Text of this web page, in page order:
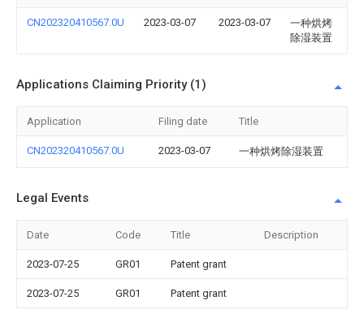
CN202320410567.0U 2023-03-07 2023-03-07
一种烘烤
除湿装置
Applications Claiming Priority (1)
Application Filing date Title
CN202320410567.0U 2023-03-07 一种烘烤除湿装置
Legal Events
Date Code Title Description
2023-07-25 GR01 Patent grant
2023-07-25 GR01 Patent grant